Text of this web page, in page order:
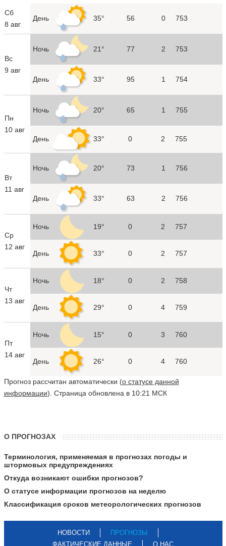
Сб
8 авг
День 35° 56 0 753
Вс
9 авг
Ночь 21° 77 2 753
День 33° 95 1 754
Пн
10 авг
Ночь 20° 65 1 755
День 33° 0 2 755
Вт
11 авг
Ночь 20° 73 1 756
День 33° 63 2 756
Ср
12 авг
Ночь 19° 0 2 757
День 33° 0 2 757
Чт
13 авг
Ночь 18° 0 2 758
День 29° 0 4 759
Пт
14 авг
Ночь 15° 0 3 760
День 26° 0 4 760
Прогноз рассчитан автоматически (о статусе данной
информации). Страница обновлена в 10:21 МСК
О ПРОГНОЗАХ
Терминология, применяемая в прогнозах погоды и
штормовых предупреждениях
Откуда возникают ошибки прогнозов?
О статусе информации прогнозов на неделю
Классификация сроков метеорологических прогнозов
НОВОСТИ
ПРОГНОЗЫ
ФАКТИЧЕСКИЕ ДАННЫЕ
О НАС